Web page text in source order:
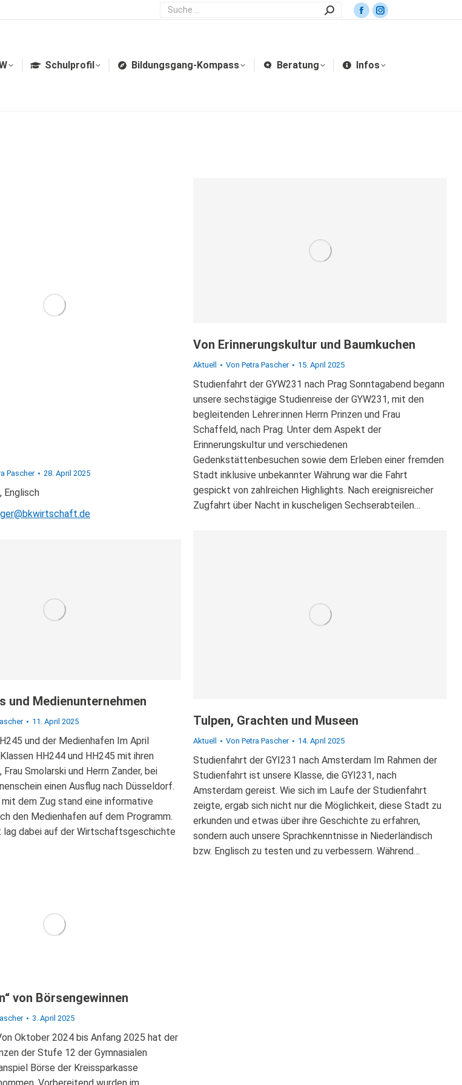
Schulprofil Bildungsgang-Kompass Beratung Infos
Pascher 28. April 2025
Englisch
Von Erinnerungskultur und Baumkuchen
Aktuell Von Petra Pascher 15. April 2025
Studienfahrt der GYW231 nach Prag Sonntagabend begann
unsere sechstägige Studienreise der GYW231, mit den
begleitenden Lehrer:innen Herrn Prinzen und Frau
Schaffeld, nach Prag. Unter dem Aspekt der
Erinnerungskultur und verschiedenen
Gedenkstättenbesuchen sowie dem Erleben einer fremden
Stadt inklusive unbekannter Währung war die Fahrt
gespickt von zahlreichen Highlights. Nach ereignisreicher
Zugfahrt über Nacht in kuscheligen Sechserabteilen…
Tulpen, Grachten und Museen
Aktuell Von Petra Pascher 14. April 2025
Studienfahrt der GYI231 nach Amsterdam Im Rahmen der
Studienfahrt ist unsere Klasse, die GYI231, nach
Amsterdam gereist. Wie sich im Laufe der Studienfahrt
zeigte, ergab sich nicht nur die Möglichkeit, diese Stadt zu
erkunden und etwas über ihre Geschichte zu erfahren,
sondern auch unsere Sprachkenntnisse in Niederländisch
bzw. Englisch zu testen und zu verbessern. Während…
und Medienunternehmen
11. April 2025
und der Medienhafen Im April
HH244 und HH245 mit ihren
Smolarski und Herrn Zander, bei
einen Ausflug nach Düsseldorf.
mit dem Zug stand eine informative
den Medienhafen auf dem Programm.
lag dabei auf der Wirtschaftsgeschichte
von Börsengewinnen
3. April 2025
Oktober 2024 bis Anfang 2025 hat der
der Stufe 12 der Gymnasialen
Börse der Kreissparkasse